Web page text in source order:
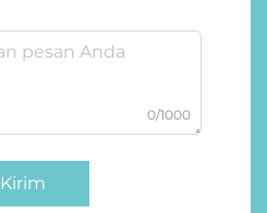
0/1000
Kirim